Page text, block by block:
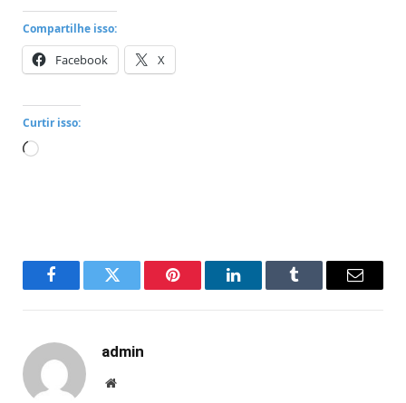
Compartilhe isso:
Facebook X
Curtir isso:
Carregando...
FacebookTwitter Pinterest LinkedInTumblr Email
admin
Website